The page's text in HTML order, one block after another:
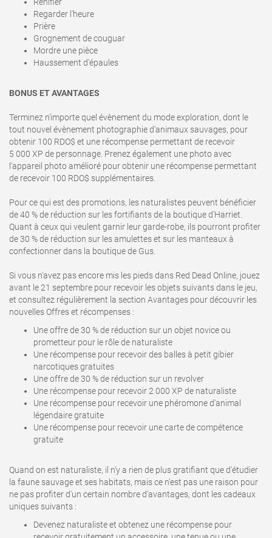
Regarder l'heure
Prière
Grognement de couguar
Mordre une pièce
Haussement d'épaules
BONUS ET AVANTAGES
Terminez n'importe quel évènement du mode exploration, dont le
tout nouvel évènement photographie d'animaux sauvages, pour
obtenir 100 RDO$ et une récompense permettant de recevoir
5 000 XP de personnage. Prenez également une photo avec
l'appareil photo amélioré pour obtenir une récompense permettant
de recevoir 100 RDO$ supplémentaires.
Pour ce qui est des promotions, les naturalistes peuvent bénéficier
de 40 % de réduction sur les fortifiants de la boutique d'Harriet.
Quant à ceux qui veulent garnir leur garde-robe, ils pourront profiter
de 30 % de réduction sur les amulettes et sur les manteaux à
confectionner dans la boutique de Gus.
Si vous n'avez pas encore mis les pieds dans Red Dead Online, jouez
avant le 21 septembre pour recevoir les objets suivants dans le jeu,
et consultez régulièrement la section Avantages pour découvrir les
nouvelles Offres et récompenses :
Une offre de 30 % de réduction sur un objet novice ou
prometteur pour le rôle de naturaliste
Une récompense pour recevoir des balles à petit gibier
narcotiques gratuites
Une offre de 30 % de réduction sur un revolver
Une récompense pour recevoir 2 000 XP de naturaliste
Une récompense pour recevoir une phéromone d'animal
légendaire gratuite
Une récompense pour recevoir une carte de compétence
gratuite
Quand on est naturaliste, il n'y a rien de plus gratifiant que d'étudier
la faune sauvage et ses habitats, mais ce n'est pas une raison pour
ne pas profiter d'un certain nombre d'avantages, dont les cadeaux
uniques suivants :
Devenez naturaliste et obtenez une récompense pour